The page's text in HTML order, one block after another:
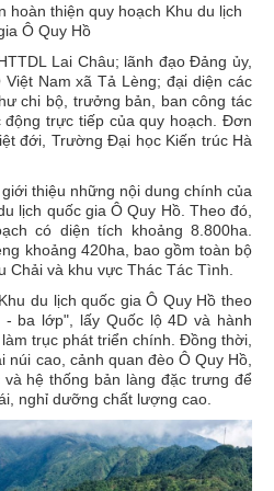
hoàn thiện quy hoạch Khu du lịch
Ô Quy Hồ
Lai Châu; lãnh đạo Đảng ủy,
Nam xã Tả Lèng; đại diện các
chi bộ, trưởng bản, ban công tác
trực tiếp của quy hoạch. Đơn
đới, Trường Đại học Kiến trúc Hà
thiệu những nội dung chính của
lịch quốc gia Ô Quy Hồ. Theo đó,
có diện tích khoảng 8.800ha.
khoảng 420ha, bao gồm toàn bộ
Chải và khu vực Thác Tác Tình.
du lịch quốc gia Ô Quy Hồ theo
ba lớp", lấy Quốc lộ 4D và hành
trục phát triển chính. Đồng thời,
núi cao, cảnh quan đèo Ô Quy Hồ,
hệ thống bản làng đặc trưng để
nghỉ dưỡng chất lượng cao.